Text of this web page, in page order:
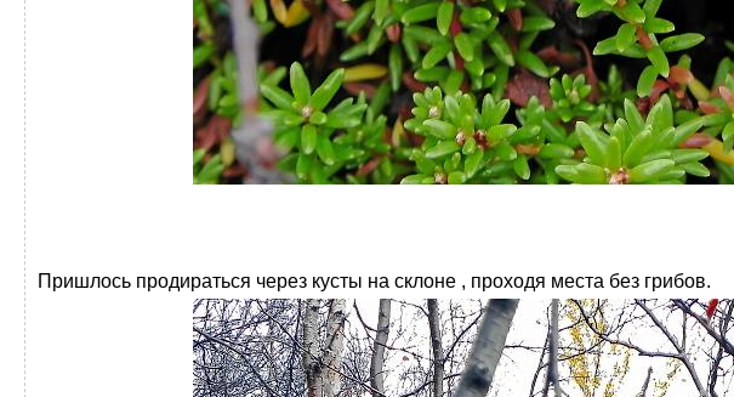
Пришлось продираться через кусты на склоне , проходя места без грибов.